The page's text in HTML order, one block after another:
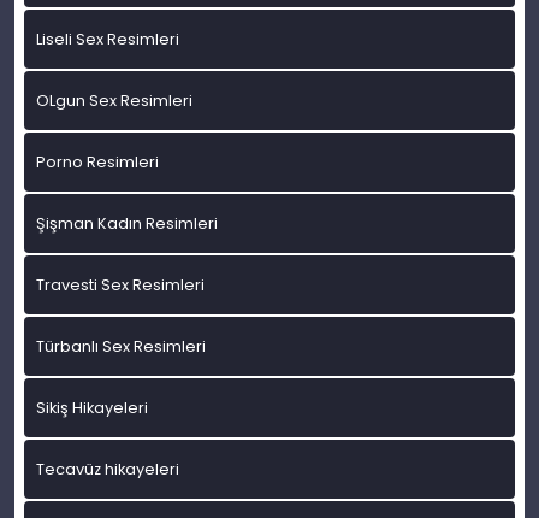
Liseli Sex Resimleri
OLgun Sex Resimleri
Porno Resimleri
Şişman Kadın Resimleri
Travesti Sex Resimleri
Türbanlı Sex Resimleri
Sikiş Hikayeleri
Tecavüz hikayeleri